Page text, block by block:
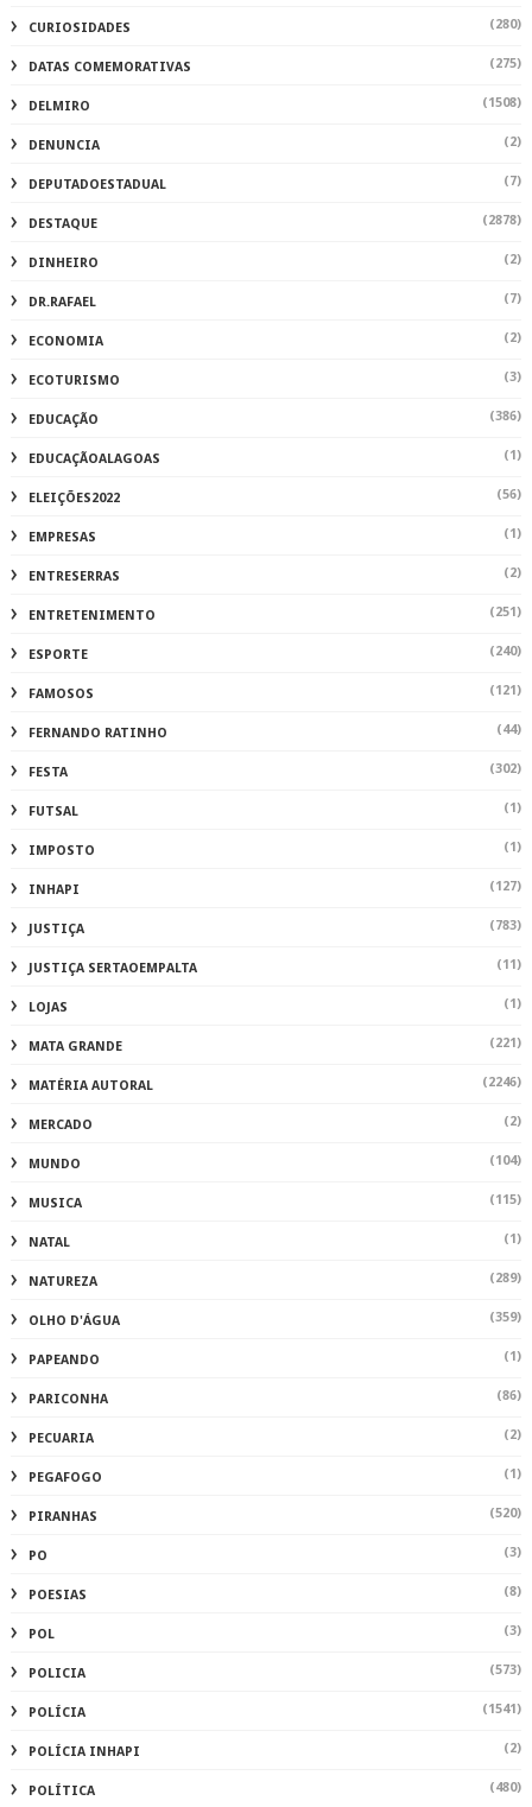
CURIOSIDADES (280)
DATAS COMEMORATIVAS (275)
DELMIRO (1508)
DENUNCIA (2)
DEPUTADOESTADUAL (7)
DESTAQUE (2878)
DINHEIRO (2)
DR.RAFAEL (7)
ECONOMIA (2)
ECOTURISMO (3)
EDUCAÇÃO (386)
EDUCAÇÃOALAGOAS (1)
ELEIÇÕES2022 (56)
EMPRESAS (1)
ENTRESERRAS (2)
ENTRETENIMENTO (251)
ESPORTE (240)
FAMOSOS (121)
FERNANDO RATINHO (44)
FESTA (302)
FUTSAL (1)
IMPOSTO (1)
INHAPI (127)
JUSTIÇA (783)
JUSTIÇA SERTAOEMPALTA (11)
LOJAS (1)
MATA GRANDE (221)
MATÉRIA AUTORAL (2246)
MERCADO (2)
MUNDO (104)
MUSICA (115)
NATAL (1)
NATUREZA (289)
OLHO D'ÁGUA (359)
PAPEANDO (1)
PARICONHA (86)
PECUARIA (2)
PEGAFOGO (1)
PIRANHAS (520)
PO (3)
POESIAS (8)
POL (3)
POLICIA (573)
POLÍCIA (1541)
POLÍCIA INHAPI (2)
POLÍTICA (480)